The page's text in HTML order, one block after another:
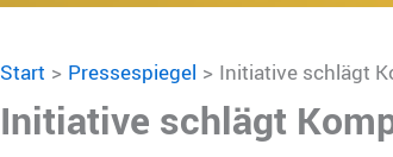
Start Pressespiegel Initiative schlägt
Initiative schlägt